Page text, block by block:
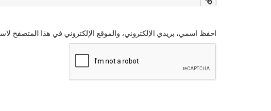
احفظ اسمي، بريدي الإلكتروني، والموقع الإلكتروني في هذا المتصفح